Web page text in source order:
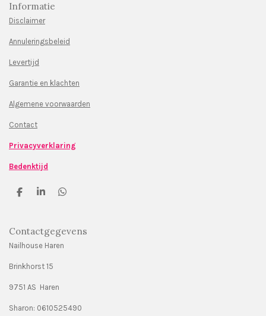
Informatie
Disclaimer
Annuleringsbeleid
Levertijd
Garantie en klachten
Algemene voorwaarden
Contact
Privacyverklaring
Bedenktijd
D
n
S
e
D
n
Contactgegevens
Nailhouse Haren
Brinkhorst 15
9751 AS Haren
Sharon: 0610525490